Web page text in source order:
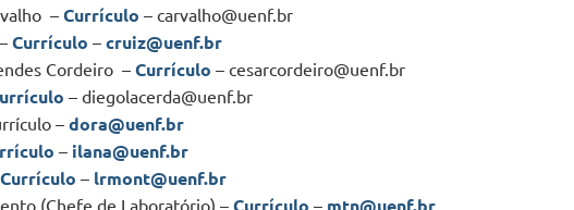
– Currículo – carvalho@uenf.br
Currículo – cruiz@uenf.br
Cordeiro – Currículo – cesarcordeiro@uenf.br
– diegolacerda@uenf.br
– dora@uenf.br
– ilana@uenf.br
Currículo – lrmont@uenf.br
(Chefe de Laboratório) – Currículo – mtn@uenf.br